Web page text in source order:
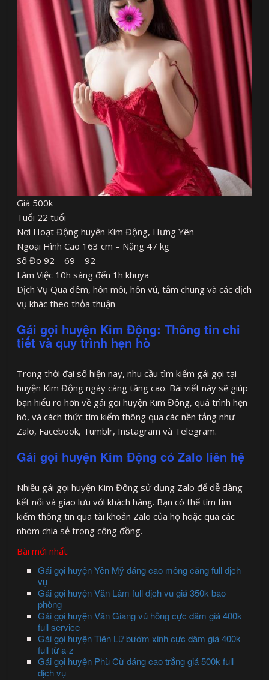
Giá 500k
Tuổi 22 tuổi
Nơi Hoạt Động huyện Kim Động, Hưng Yên
Ngoại Hình Cao 163 cm – Nặng 47 kg
Số Đo 92 – 69 – 92
Làm Việc 10h sáng đến 1h khuya
Dịch Vụ Qua đêm, hôn môi, hôn vú, tắm chung và các dịch
vụ khác theo thỏa thuận
Gái gọi huyện Kim Động: Thông tin chi
tiết và quy trình hẹn hò
Trong thời đại số hiện nay, nhu cầu tìm kiếm gái gọi tại
huyện Kim Động ngày càng tăng cao. Bài viết này sẽ giúp
bạn hiểu rõ hơn về gái gọi huyện Kim Động, quá trình hẹn
hò, và cách thức tìm kiếm thông qua các nền tảng như
Zalo, Facebook, Tumblr, Instagram và Telegram.
Gái gọi huyện Kim Động có Zalo liên hệ
Nhiều gái gọi huyện Kim Động sử dụng Zalo để dễ dàng
kết nối và giao lưu với khách hàng. Bạn có thể tìm tìm
kiếm thông tin qua tài khoản Zalo của họ hoặc qua các
nhóm chia sẻ trong cộng đồng.
Bài mới nhất:
Gái gọi huyện Yên Mỹ dáng cao mông căng full dịch
vụ
Gái gọi huyện Văn Lâm full dịch vu giá 350k bao
phòng
Gái gọi huyện Văn Giang vú hồng cực dâm giá 400k
full service
Gái gọi huyện Tiên Lữ bướm xinh cực dâm giá 400k
full từ a-z
Gái gọi huyện Phù Cừ dáng cao trắng giá 500k full
dịch vụ